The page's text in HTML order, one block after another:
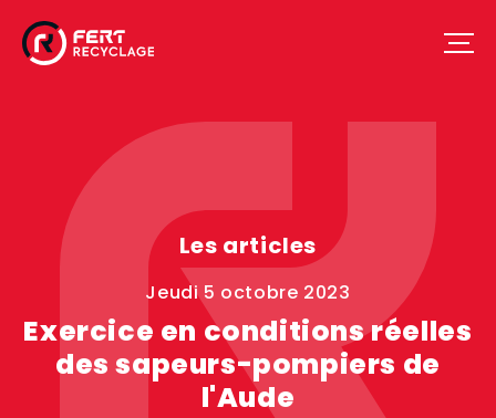
Les articles
jeudi 5 octobre 2023
Exercice en conditions réelles
des sapeurs-pompiers de
l'Aude